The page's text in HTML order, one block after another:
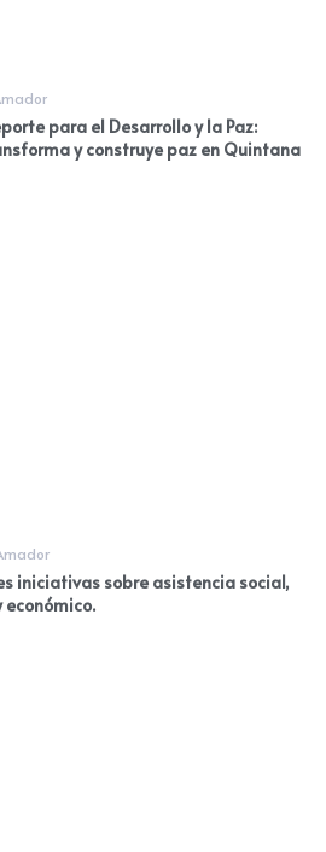
para el Desarrollo y la Paz:
y construye paz en Quintana
iniciativas sobre asistencia social,